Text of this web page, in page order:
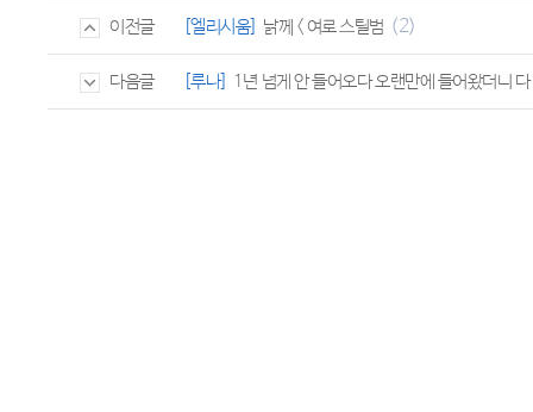
이전글 [엘리시움] 낡께 < 여로 스틸범 (2)
다음글 [루나] 1년 넘게 안 들어오다 오랜만에 들어왔더니